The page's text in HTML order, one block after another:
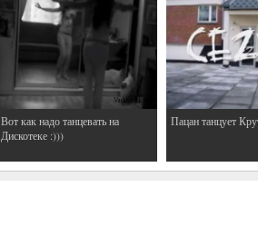
Вот как надо танцевать на
Дискотеке :)))
Пацан танцует